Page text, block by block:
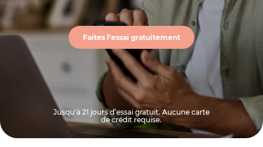
Faites l'essai gratuitement
Jusqu'à 21 jours d’essai gratuit. Aucune carte
de crédit requise.